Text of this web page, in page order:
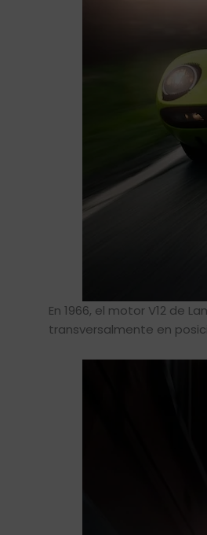
En 1966, el motor V12 de
transversalmente en